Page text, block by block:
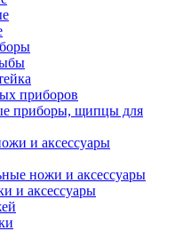
приборов
приборы, щипцы для
и аксессуары
ножи и аксессуары
и аксессуары